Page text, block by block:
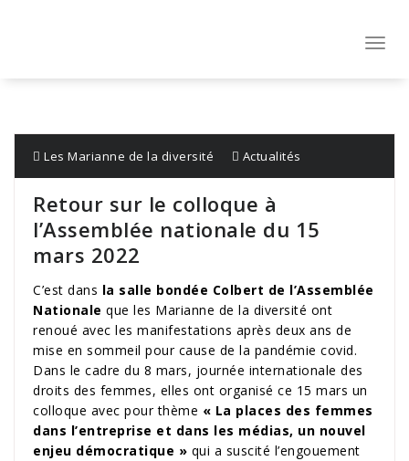
Les Marianne de la diversité Actualités
Retour sur le colloque à
l’Assemblée nationale du 15
mars 2022
C’est dans la salle bondée Colbert de l’Assemblée
Nationale que les Marianne de la diversité ont
renoué avec les manifestations après deux ans de
mise en sommeil pour cause de la pandémie covid.
Dans le cadre du 8 mars, journée internationale des
droits des femmes, elles ont organisé ce 15 mars un
colloque avec pour thème « La places des femmes
dans l’entreprise et dans les médias, un nouvel
enjeu démocratique » qui a suscité l’engouement